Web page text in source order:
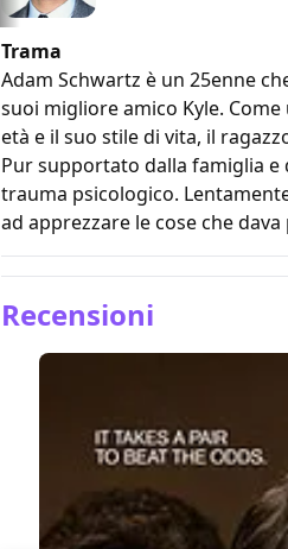
Trama
Adam Schwartz è un 25enne
suoi migliore amico Kyle.
età e il suo stile di vita, il
Pur supportato dalla famiglia e
trauma psicologico.
ad apprezzare le cose che
Recensioni